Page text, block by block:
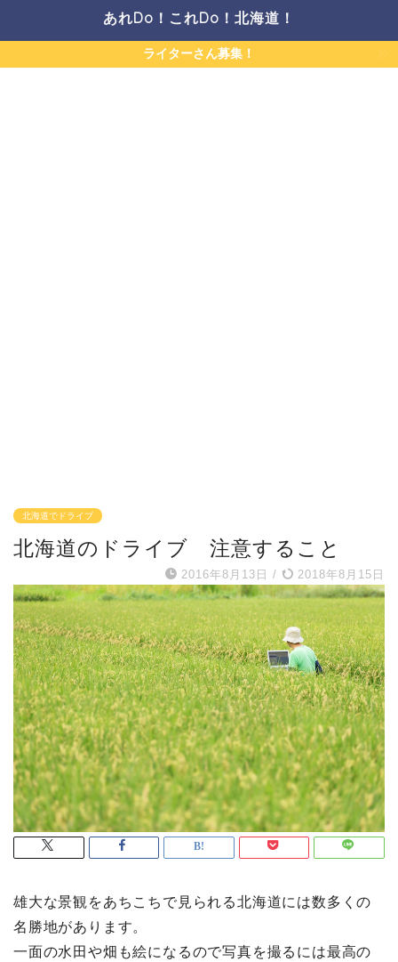
あれDo！これDo！北海道！
ライターさん募集！
北海道でドライブ
北海道のドライブ 注意すること
2016年8月13日 / 2018年8月15日
雄大な景観をあちこちで見られる北海道には数多くの
名勝地があります。
一面の水田や畑も絵になるので写真を撮るには最高の